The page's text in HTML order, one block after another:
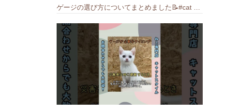
ゲージの選び方についてまとめました️📝#cat #猫のいる暮らし #ねこ #キャット #munchkin